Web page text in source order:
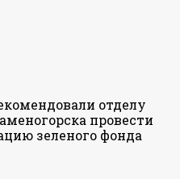
отделу
провести
зеленого фонда